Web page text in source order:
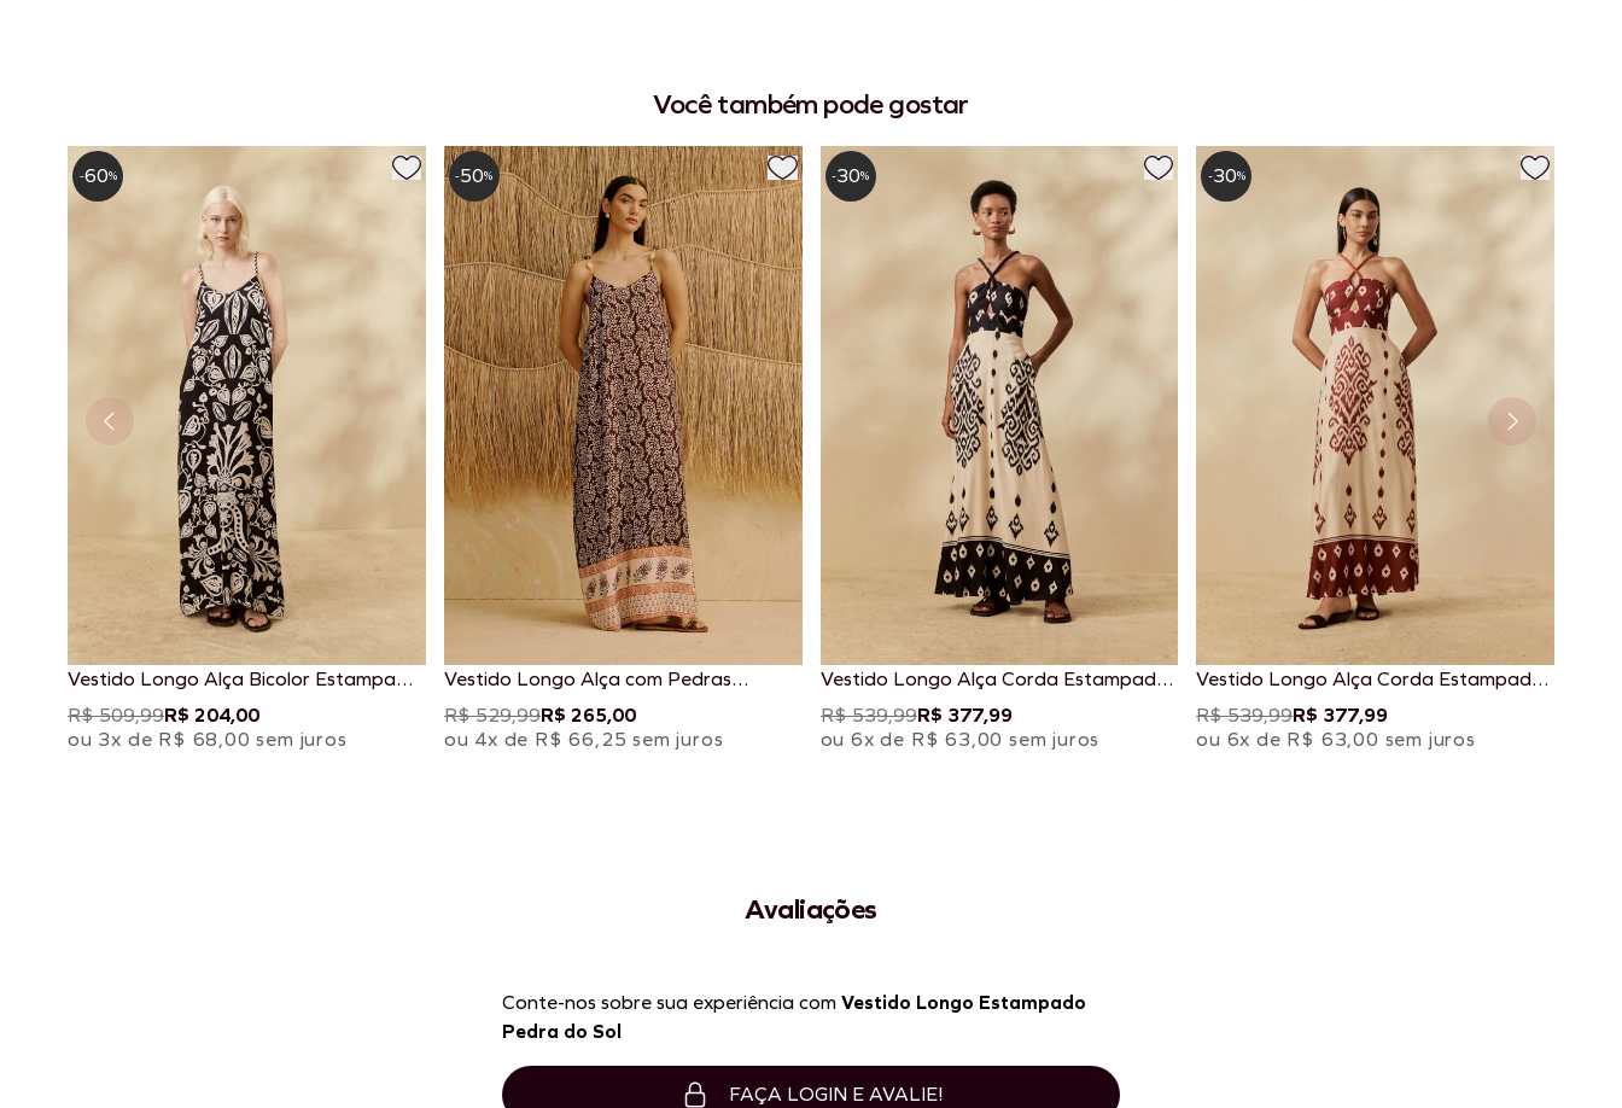
Você também pode gostar
Vestido Longo Alça Bicolor Estampado
Cacau Rei
R$ 509,99R$ 204,00
ou 3x de R$ 68,00 sem juros
-60%
Vestido Longo Alça com Pedras
Estampado Kala
R$ 529,99R$ 265,00
ou 4x de R$ 66,25 sem juros
-50%
Vestido Longo Alça Corda Estampado
La Pacha
R$ 539,99R$ 377,99
ou 6x de R$ 63,00 sem juros
-30%
Vestido Longo Alça Corda Estampado
La Pacha
R$ 539,99R$ 377,99
ou 6x de R$ 63,00 sem juros
-30%
Avaliações
Conte-nos sobre sua experiência com Vestido Longo Estampado
Pedra do Sol
FAÇA LOGIN E AVALIE!